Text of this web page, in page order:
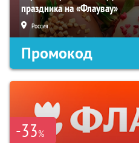
праздника на «Флаувау»
Россия
Промокод
-33%